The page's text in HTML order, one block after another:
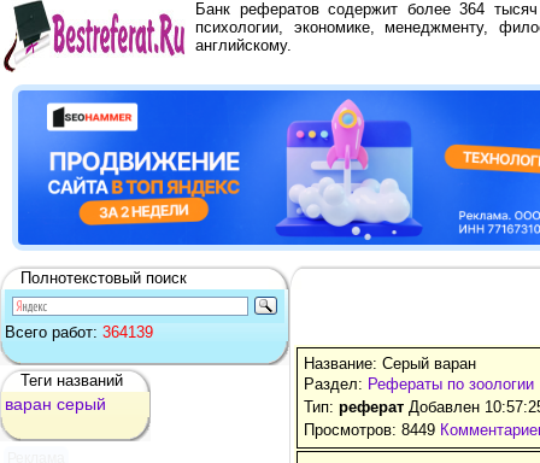
Банк рефератов содержит более 364
психологии, экономике, менеджменту,
английскому.
Полнотекстовый поиск
Всего работ: 364139
Теги названий
варан серый
Название: Серый варан
Раздел: Рефераты по зоологии
Тип: реферат Добавлен
Просмотров: 8449